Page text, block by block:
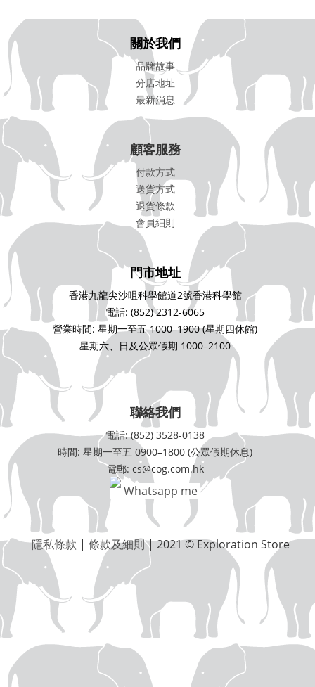
關於我們
品牌故事
分店地址
最新消息
顧客服務
付款方式
送貨方式
退貨條款
會員細則
門市地址
香港九龍尖沙咀科學館道2號香港科學館
電話: (852) 2312-6065
營業時間: 星期一至五 1000–1900 (星期四休館)
星期六、日及公眾假期 1000–2100
聯絡我們
電話: (852) 3528-0138
時間: 星期一至五 0900–1800 (公眾假期休息)
電郵: cs@cog.com.hk
Whatsapp me
隱私條款 | 條款及細則| 2021 © Exploration Store